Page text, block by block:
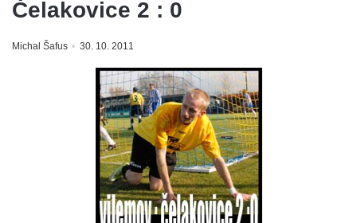
Čelakovice 2 : 0
Michal Šafus 30. 10. 2011